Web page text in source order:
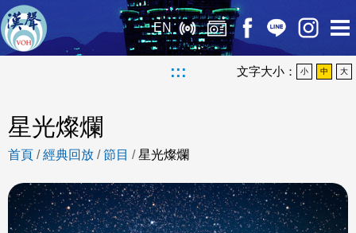
EN
::: 文字大小： 小 中 大
星光燦爛
首頁 /經典回放 /節目 /星光燦爛